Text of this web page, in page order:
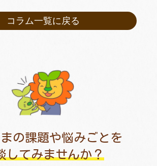
コラム一覧に戻る
の課題や悩みごとを
してみませんか？